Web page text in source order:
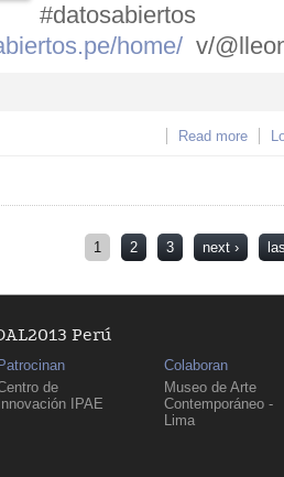
home/ v/
Read more
1 2 3 next ›
Perú
Patrocinan
de
Innovación IPAE
Colaboran
Museo de Arte
Contemporáneo -
Lima